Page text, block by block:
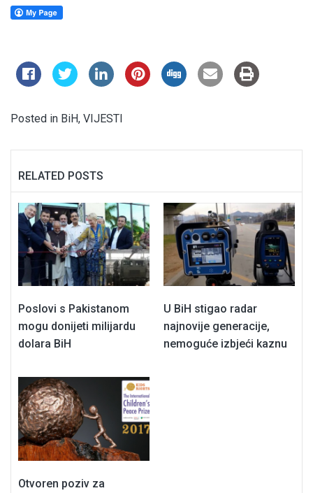
Posted in BiH, VIJESTI
RELATED POSTS
Poslovi s Pakistanom
mogu donijeti milijardu
dolara BiH
U BiH stigao radar
najnovije generacije,
nemoguće izbjeći kaznu
Otvoren poziv za